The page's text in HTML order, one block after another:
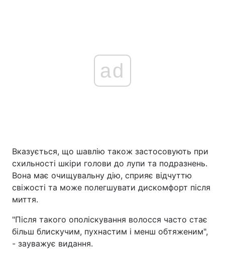
ad
Вказується, що шавлію також застосовують при
схильності шкіри голови до лупи та подразнень.
Вона має очищувальну дію, сприяє відчуттю
свіжості та може полегшувати дискомфорт після
миття.
"Після такого ополіскування волосся часто стає
більш блискучим, пухнастим і менш обтяженим",
- зауважує видання.